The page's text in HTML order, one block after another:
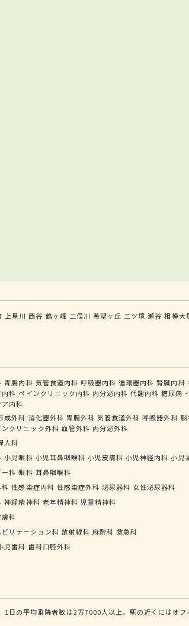
上星川 西谷 鶴ヶ峰 二俣川 希望ヶ丘 三ツ境 瀬谷 相模大
胃腸内科 気管食道内科 呼吸器内科 循環器内科 腎臓内科
科 ペインクリニック内科 内分泌内科 代謝内科 糖尿病
内科
成外科 消化器外科 胃腸外科 気管食道外科 呼吸器外科
ンクリニック外科 血管外科 内分泌外科
人科
小児眼科 小児耳鼻咽喉科 小児皮膚科 小児神経内科 小児
科 眼科 耳鼻咽喉科
性感染症内科 性感染症外科 泌尿器科 女性泌尿器科
神経精神科 老年精神科 児童精神科
科
ビリテーション科 放射線科 麻酔科 救急科
児歯科 歯科口腔外科
日の平均乗降者数は2万7000人以上。駅の近くにはオ